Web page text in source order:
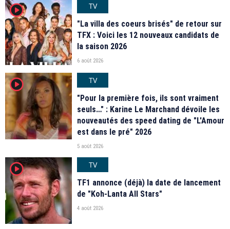
player2
TV
"La villa des coeurs brisés" de retour sur
TFX : Voici les 12 nouveaux candidats de
la saison 2026
6 août 2026
player2
TV
"Pour la première fois, ils sont vraiment
seuls…" : Karine Le Marchand dévoile les
nouveautés des speed dating de "L'Amour
est dans le pré" 2026
5 août 2026
player2
TV
TF1 annonce (déjà) la date de lancement
de "Koh-Lanta All Stars"
4 août 2026